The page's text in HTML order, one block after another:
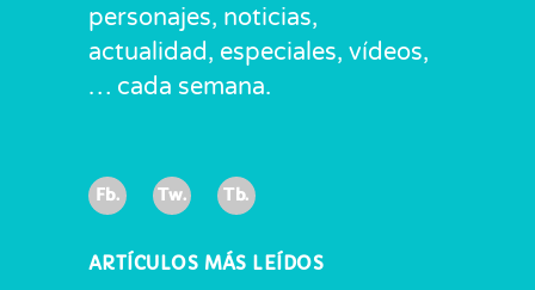
personajes, noticias,
actualidad, especiales, vídeos,
… cada semana.
Fb. Tw. Tb.
ARTÍCULOS MÁS LEÍDOS